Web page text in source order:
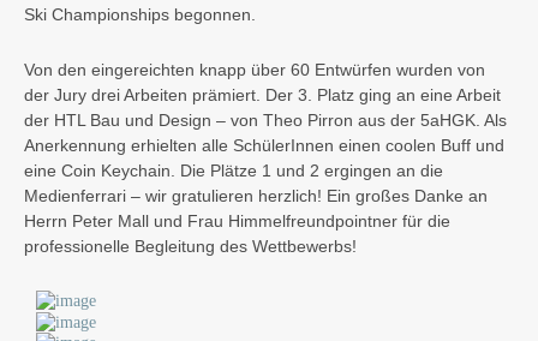
Ski Championships begonnen.
Von den eingereichten knapp über 60 Entwürfen wurden von
der Jury drei Arbeiten prämiert. Der 3. Platz ging an eine Arbeit
der HTL Bau und Design – von Theo Pirron aus der 5aHGK. Als
Anerkennung erhielten alle SchülerInnen einen coolen Buff und
eine Coin Keychain. Die Plätze 1 und 2 ergingen an die
Medienferrari – wir gratulieren herzlich! Ein großes Danke an
Herrn Peter Mall und Frau Himmelfreundpointner für die
professionelle Begleitung des Wettbewerbs!